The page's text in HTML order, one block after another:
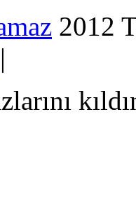
2012
|